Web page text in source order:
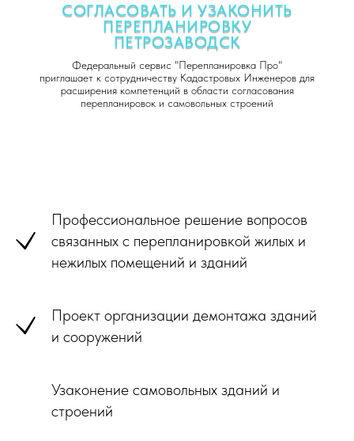
СОГЛАСОВАТЬ И УЗАКОНИТЬ
ПЕРЕПЛАНИРОВКУ
ПЕТРОЗАВОДСК
Федеральный сервис "Перепланировка Про"
приглашает к сотрудничеству Кадастровых Инженеров для
расширения компетенций в области согласования
перепланировок и самовольных строений
Профессиональное решение вопросов
связанных с перепланировкой жилых и
нежилых помещений и зданий
Проект организации демонтажа зданий
и сооружений
Узаконение самовольных зданий и
строений